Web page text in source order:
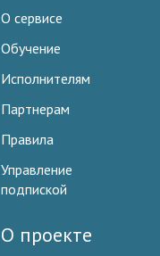
О сервисе
Обучение
Исполнителям
Партнерам
Правила
Управление
подпиской
О проекте